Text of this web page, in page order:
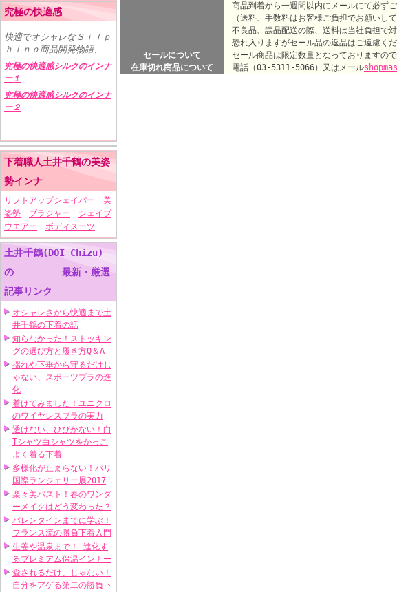
究極の快適感
快適でオシャレなＳｉｌｐ
ｈｉｎｏ商品開発物語、
究極の快適感シルクのインナ
ー１
究極の快適感シルクのインナ
ー２
下着職人土井千鶴の美姿
勢インナ
リフトアップシェイパー
美
姿勢
ブラジャー
シェイプ
ウエアー
ボディスーツ
土井千鶴(DOI Chizu)
の 最新・厳選
記事リンク
オシャレさから快適まで土
井千鶴の下着の話
知らなかった！ストッキン
グの選び方と履き方Q＆A
揺れや下垂から守るだけじ
ゃない、スポーツブラの進
化
着けてみました！ユニクロ
のワイヤレスブラの実力
透けない、ひびかない！白
Tシャツ白シャツをかっこ
よく着る下着
多様化が止まらない！パリ
国際ランジェリー展2017
楽々美バスト！春のワンダ
ーメイクはどう変わった？
バレンタインまでに学ぶ！
フランス流の勝負下着入門
生姜や温泉まで！ 進化す
るプレミアム保温インナー
愛されるだけ、じゃない！
自分をアゲる第二の勝負下
商品到着から一週間以内にメールにて必ずご
（送料、手数料はお客様ご負担でお願いして
不良品、誤品配送の際、送料は当社負担で対
恐れ入りますがセール品の返品はご遠慮くだ
セールについて
セール商品は限定数量となっておりますの
在庫切れ商品について
電話（03-5311-5066）又はメール